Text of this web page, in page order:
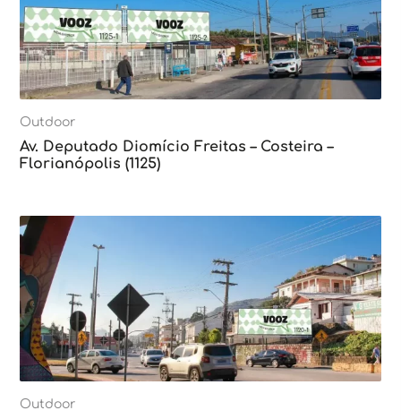
Outdoor
Av. Deputado Diomício Freitas – Costeira –
Florianópolis (1125)
Outdoor